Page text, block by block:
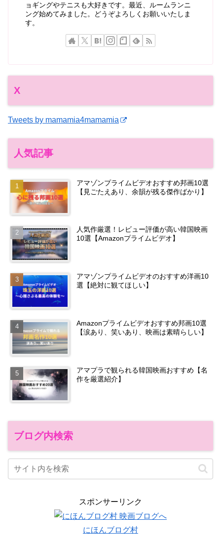
ョギングやテニスも大好きです。最近、ルームランニ
ング始めてみました。どうぞよろしくお願いいたしま
す。
X
Tweets by mamamia4mamamia
人気記事
アマゾンプライムビデオおすすめ邦画10選
【見ごたえあり、余韻が残る傑作ばかり】
人気作厳選！レビュー評価が高い韓国映画
10選【Amazonプライムビデオ】
アマゾンプライムビデオのおすすめ洋画10
選【絶対に観てほしい】
Amazonプライムビデオおすすめ邦画10選
【涙あり、笑いあり、映画は素晴らしい】
アマプラで観られる韓国映画おすすめ【名
作を厳選紹介】
ブログ内検索
スポンサーリンク
にほんブログ村